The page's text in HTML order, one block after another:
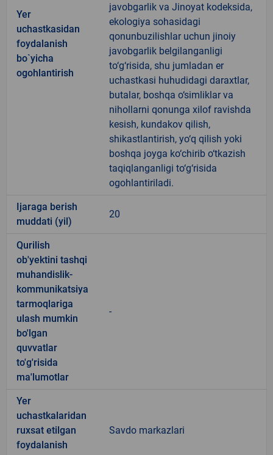
Yer
uchastkasidan
foydalanish
bo`yicha
ogohlantirish
javobgarlik va Jinoyat kodeksida,
ekologiya sohasidagi
qonunbuzilishlar uchun jinoiy
javobgarlik belgilanganligi
to‘g‘risida, shu jumladan er
uchastkasi huhudidagi daraxtlar,
butalar, boshqa o‘simliklar va
nihollarni qonunga xilof ravishda
kesish, kundakov qilish,
shikastlantirish, yo‘q qilish yoki
boshqa joyga ko‘chirib o‘tkazish
taqiqlanganligi to‘g‘risida
ogohlantiriladi.
Ijaraga berish
muddati (yil)
20
Qurilish
ob'yektini tashqi
muhandislik-
kommunikatsiya
tarmoqlariga
ulash mumkin
bo'lgan
quvvatlar
to'g'risida
ma'lumotlar
-
Yer
uchastkalaridan
ruxsat etilgan
foydalanish
Savdo markazlari